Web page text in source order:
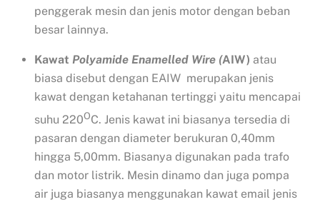
penggerak mesin dan jenis motor dengan beban
besar lainnya.
Kawat Polyamide Enamelled Wire (AIW) atau
biasa disebut dengan EAIW merupakan jenis
kawat dengan ketahanan tertinggi yaitu mencapai
suhu 220OC. Jenis kawat ini biasanya tersedia di
pasaran dengan diameter berukuran 0,40mm
hingga 5,00mm. Biasanya digunakan pada trafo
dan motor listrik. Mesin dinamo dan juga pompa
air juga biasanya menggunakan kawat email jenis